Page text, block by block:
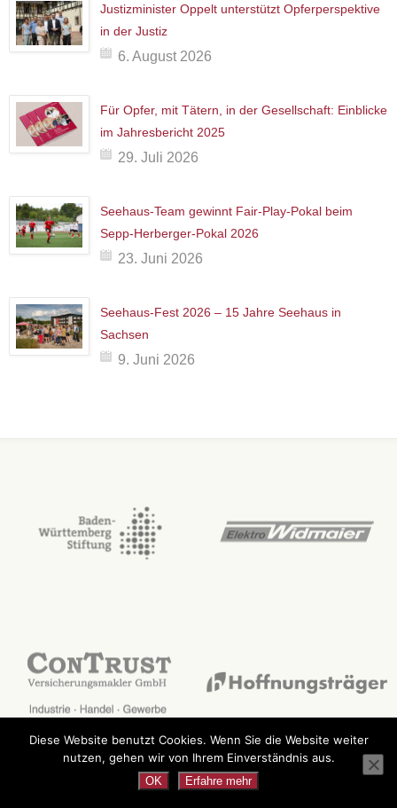
Justizminister Oppelt unterstützt Opferperspektive
in der Justiz
6. August 2026
Für Opfer, mit Tätern, in der Gesellschaft: Einblicke
im Jahresbericht 2025
29. Juli 2026
Seehaus-Team gewinnt Fair-Play-Pokal beim
Sepp-Herberger-Pokal 2026
23. Juni 2026
Seehaus-Fest 2026 – 15 Jahre Seehaus in
Sachsen
9. Juni 2026
Diese Website benutzt Cookies. Wenn Sie die Website weiter
nutzen, gehen wir von Ihrem Einverständnis aus.
OK Erfahre mehr